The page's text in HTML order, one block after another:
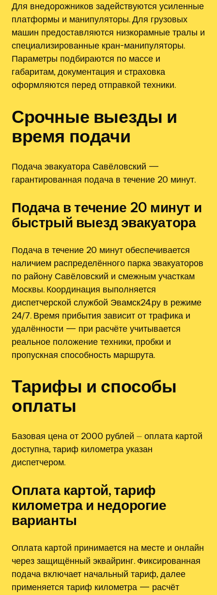
Для внедорожников задействуются усиленные
платформы и манипуляторы. Для грузовых
машин предоставляются низкорамные тралы и
специализированные кран-манипуляторы.
Параметры подбираются по массе и
габаритам, документация и страховка
оформляются перед отправкой техники.
Срочные выезды и
время подачи
Подача эвакуатора Савёловский —
гарантированная подача в течение 20 минут.
Подача в течение 20 минут и
быстрый выезд эвакуатора
Подача в течение 20 минут обеспечивается
наличием распределённого парка эвакуаторов
по району Савёловский и смежным участкам
Москвы. Координация выполняется
диспетчерской службой Эвамск24.ру в режиме
24/7. Время прибытия зависит от трафика и
удалённости — при расчёте учитывается
реальное положение техники, пробки и
пропускная способность маршрута.
Тарифы и способы
оплаты
Базовая цена от 2000 рублей ⏤ оплата картой
доступна, тариф километра указан
диспетчером.
Оплата картой, тариф
километра и недорогие
варианты
Оплата картой принимается на месте и онлайн
через защищённый эквайринг. Фиксированная
подача включает начальный тариф, далее
применяется тариф километра — расчёт